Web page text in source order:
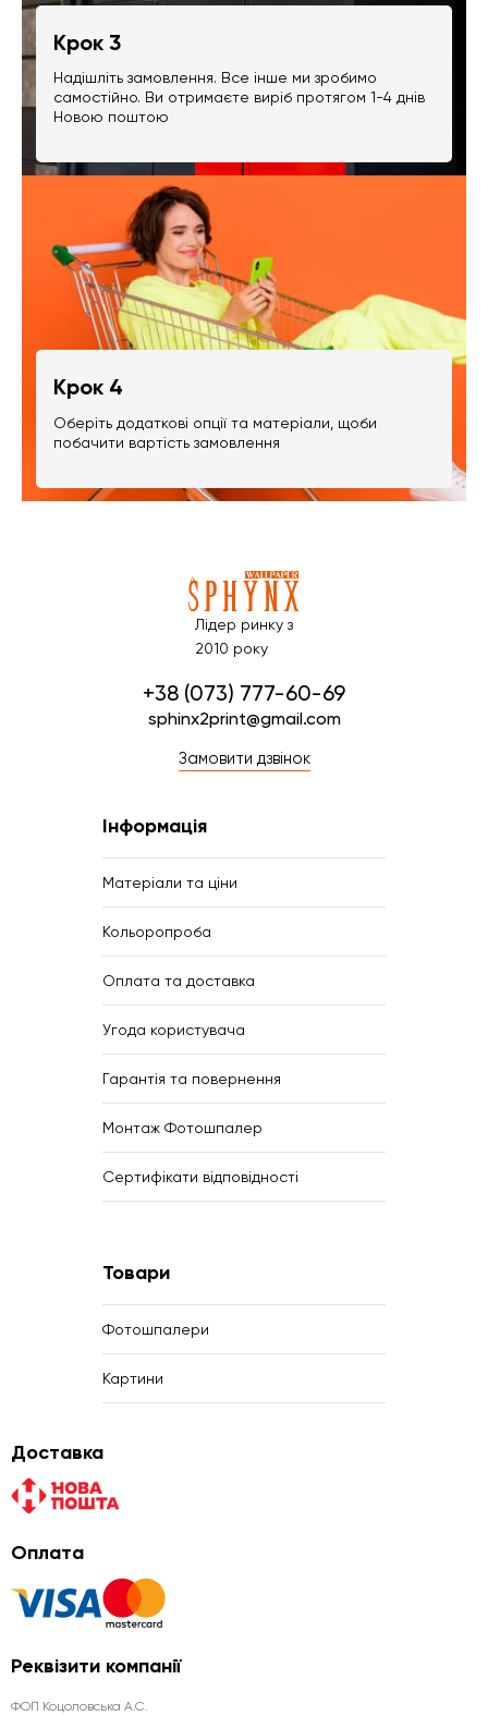
Крок 3
Надішліть замовлення. Все інше ми зробимо
самостійно. Ви отримаєте виріб протягом 1-4 днів
Новою поштою
Крок 4
Оберіть додаткові опції та матеріали, щоби
побачити вартість замовлення
Лідер ринку з
2010 року
+38 (073) 777-60-69
sphinx2print@gmail.com
Замовити дзвінок
Інформація
Матеріали та ціни
Кольоропроба
Оплата та доставка
Угода користувача
Гарантія та повернення
Монтаж Фотошпалер
Сертифікати відповідності
Товари
Фотошпалери
Картини
Доставка
Оплата
Реквізити компанії
ФОП Коцоловська А.С.